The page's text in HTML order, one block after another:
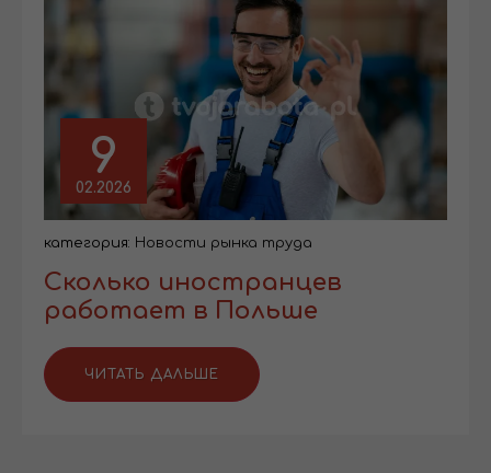
9
02.2026
категория: Новости рынка труда
Сколько иностранцев
работает в Польше
ЧИТАТЬ ДАЛЬШЕ